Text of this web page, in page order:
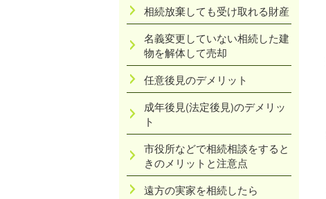
相続放棄しても受け取れる財産
名義変更していない相続した建
物を解体して売却
任意後見のデメリット
成年後見(法定後見)のデメリッ
ト
市役所などで相続相談をすると
きのメリットと注意点
遠方の実家を相続したら